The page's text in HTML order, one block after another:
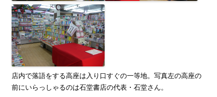
店内で落語をする高座は入り口すぐの一等地。写真左の高座の
前にいらっしゃるのは石堂書店の代表・石堂さん。